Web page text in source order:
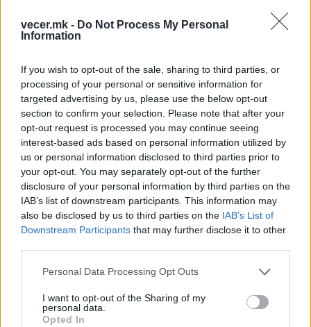
vecer.mk - Do Not Process My Personal
Information
If you wish to opt-out of the sale, sharing to third parties, or
processing of your personal or sensitive information for
targeted advertising by us, please use the below opt-out
section to confirm your selection. Please note that after your
opt-out request is processed you may continue seeing
interest-based ads based on personal information utilized by
us or personal information disclosed to third parties prior to
your opt-out. You may separately opt-out of the further
disclosure of your personal information by third parties on the
IAB’s list of downstream participants. This information may
also be disclosed by us to third parties on the IAB’s List of
Downstream Participants that may further disclose it to other
Personal Data Processing Opt Outs
I want to opt-out of the Sharing of my
personal data.
Opted In
поради прекумерното продолжување на
движењето, тој сепак добива црвен картон.
голманот ги користи рацете. Многу е
полесно да се повлечат рацете отколку
нозете, па затоа мислам дека требаше да
биде исклучен“, заклучи Руни.
sportmedia.mk
© Vecer.mk, правата за текстот се на редакцијата
Бомба од Мадрид! Арда Ѓулер
прифати понуда од 18 милиони
ПСЖ се засили со
репрезентативец на Франција!
(ФОТО)